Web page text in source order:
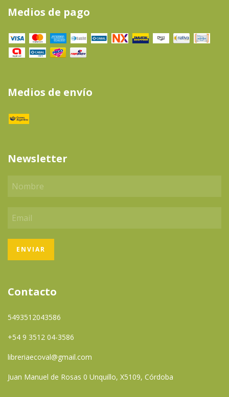
Medios de pago
Medios de envío
Newsletter
Contacto
5493512043586
+54 9 3512 04-3586
libreriaecoval@gmail.com
Juan Manuel de Rosas 0 Unquillo, X5109, Córdoba